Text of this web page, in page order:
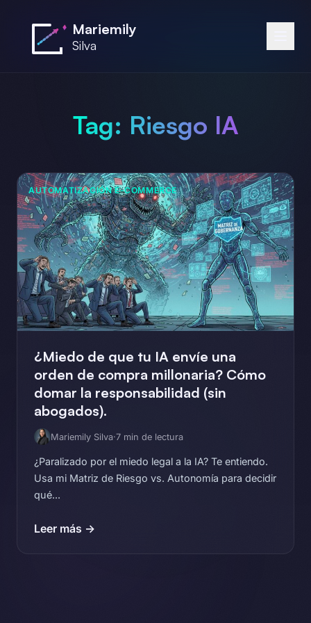
Mariemily
Silva
Tag: Riesgo IA
AUTOMATIZACIÓN E-COMMERCE
¿Miedo de que tu IA envíe una
orden de compra millonaria? Cómo
domar la responsabilidad (sin
abogados).
Mariemily Silva·7 min de lectura
¿Paralizado por el miedo legal a la IA? Te entiendo.
Usa mi Matriz de Riesgo vs. Autonomía para decidir
qué...
Leer más →